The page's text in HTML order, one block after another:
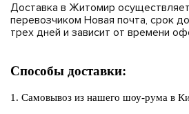
Доставка в Житомир
перевозчиком Новая почта, срок
трех дней и зависит от времени
Способы доставки:
1. Самовывоз из нашего шоу-рума в